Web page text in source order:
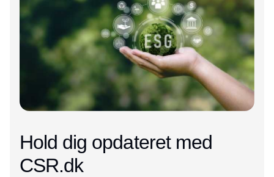
Hold dig opdateret med
CSR.dk